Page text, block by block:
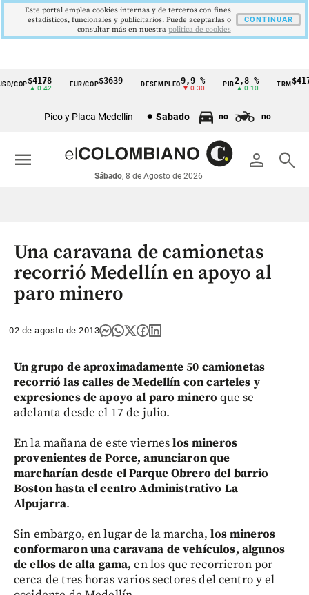
Cintillo
económicos
Colombia
COP$4178
▲ 0.42
EUR/COP$3639 DESEMPLEO 9,9 %
▼ 0.30
PIB2,8 %
▲ 0.10
TRM
Pico y Placa Medellín Sabado no no
person search
Sábado, 8 de Agosto de 2026
menu
Una caravana de camionetas
recorrió Medellín en apoyo al
paro minero
02 de agosto de 2013
Un grupo de aproximadamente 50 camionetas
recorrió las calles de Medellín con carteles y
expresiones de apoyo al paro minero que se
adelanta desde el 17 de julio.
En la mañana de este vierneslos mineros
provenientes de Porce, anunciaron que
marcharían desde el Parque Obrero del barrio
Boston hasta el centro Administrativo La
Alpujarra.
Sin embargo, en lugar de la marcha, los mineros
conformaron una caravana de vehículos, algunos
de ellos de alta gama, en los que recorrieron por
cerca de tres horas varios sectores del centro y el
Este portal emplea cookies internas y de terceros con fines
estadísticos, funcionales y publicitarios. Puede aceptarlas o
consultar más en nuestra politica de cookies
CONTINUAR